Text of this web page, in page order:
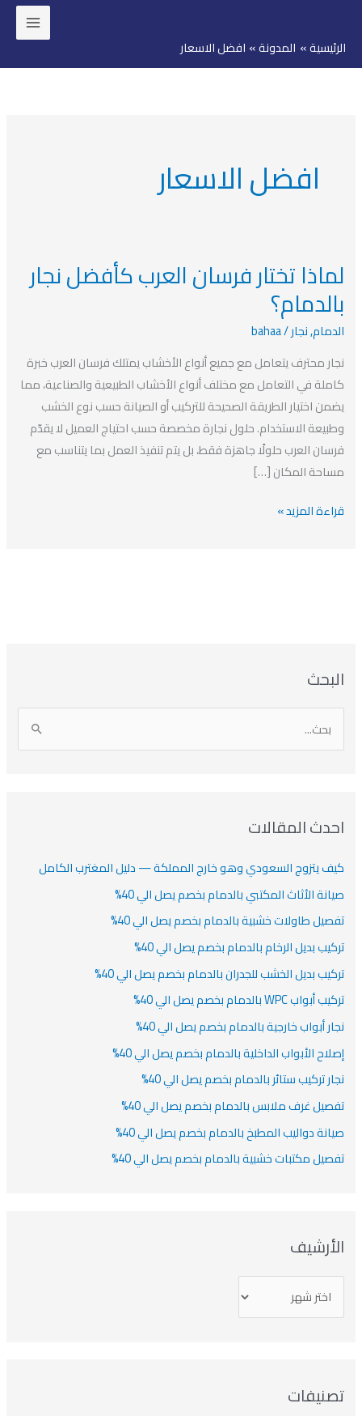
المحتوى
الرئيسية المدونة افضل الاسعار
افضل الاسعار
لماذا تختار فرسان العرب كأفضل نجار
بالدمام؟
الدمام,نجار/
bahaa
نجار محترف يتعامل مع جميع أنواع الأخشاب يمتلك فرسان العرب خبرة
كاملة في التعامل مع مختلف أنواع الأخشاب الطبيعية والصناعية، مما
يضمن اختيار الطريقة الصحيحة للتركيب أو الصيانة حسب نوع الخشب
وطبيعة الاستخدام. حلول نجارة مخصصة حسب احتياج العميل لا يقدّم
فرسان العرب حلولًا جاهزة فقط، بل يتم تنفيذ العمل بما يتناسب مع
مساحة المكان […]
لماذا
تختار
فرسان
العرب
كأفضل
نجار
بالدمام؟
قراءة المزيد »
البحث
ل
ث
ن
:
احدث المقالات
كيف يتزوج السعودي وهو خارج المملكة — دليل المغترب الكامل
صيانة الأثاث المكتبي بالدمام بخصم يصل الي 40%
تفصيل طاولات خشبية بالدمام بخصم يصل الي 40%
تركيب بديل الرخام بالدمام بخصم يصل الي 40%
تركيب بديل الخشب للجدران بالدمام بخصم يصل الي 40%
تركيب أبواب WPC بالدمام بخصم يصل الي 40%
نجار أبواب خارجية بالدمام بخصم يصل الي 40%
إصلاح الأبواب الداخلية بالدمام بخصم يصل الي 40%
نجار تركيب ستائر بالدمام بخصم يصل الي 40%
تفصيل غرف ملابس بالدمام بخصم يصل الي 40%
صيانة دواليب المطبخ بالدمام بخصم يصل الي 40%
تفصيل مكتبات خشبية بالدمام بخصم يصل الي 40%
الأرشيف
ل
ش
تصنيفات
ص
ف
ل
ش
ل
ن
ا